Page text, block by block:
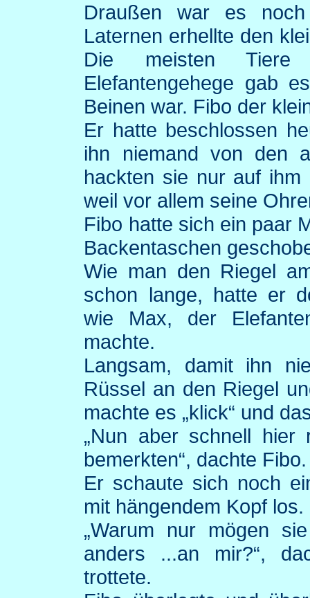
Draußen war es
Laternen erhellte den
Die meisten
Elefantengehege gab
Beinen war. Fibo der
Er hatte beschlossen
ihn niemand von den
hackten sie nur auf
weil vor allem seine
Fibo hatte sich ein paar
Backentaschen
Wie man den Riegel
schon lange, hatte er
wie Max, der
machte.
Langsam, damit ihn
Rüssel an den Riegel
machte es „klick“ und
„Nun aber schnell hier
bemerkten“, dachte Fibo.
Er schaute sich noch
mit hängendem Kopf los.
„Warum nur mögen
anders ...an mir?“,
trottete.